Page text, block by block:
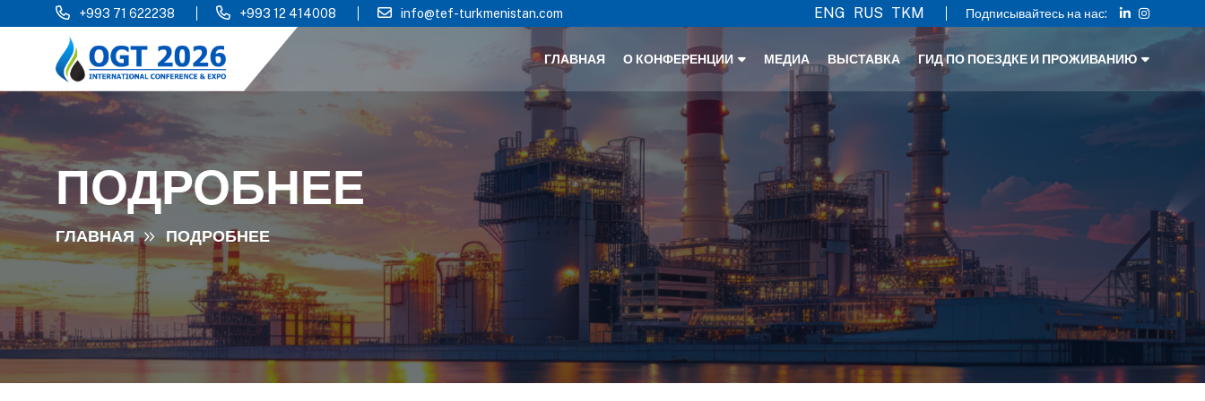
+993 71 622238 +993 12 414008 info@tef-turkmenistan.com ENG RUS TKM Подписывайтесь на нас:
ГЛАВНАЯ О КОНФЕРЕНЦИИ МЕДИА ВЫСТАВКА ГИД ПО ПОЕЗДКЕ И ПРОЖИВАНИЮ
ПОДРОБНЕЕ
ГЛАВНАЯ ПОДРОБНЕЕ